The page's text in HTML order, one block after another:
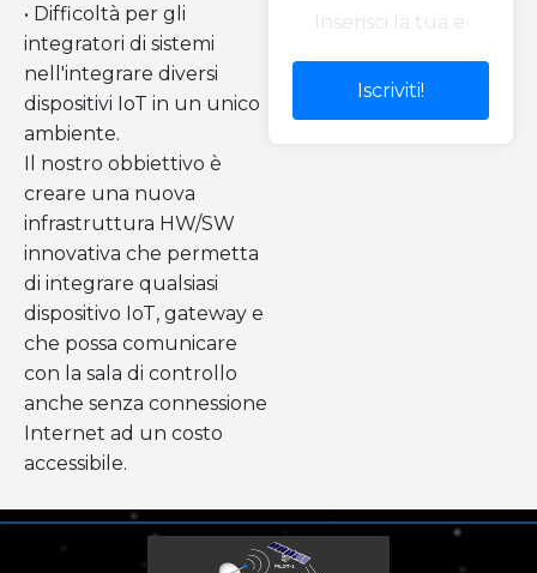
• Difficoltà per gli
integratori di sistemi
nell'integrare diversi
dispositivi IoT in un unico
ambiente.
Il nostro obbiettivo è
creare una nuova
infrastruttura HW/SW
innovativa che permetta
di integrare qualsiasi
dispositivo IoT, gateway e
che possa comunicare
con la sala di controllo
anche senza connessione
Internet ad un costo
accessibile.
Iscriviti!